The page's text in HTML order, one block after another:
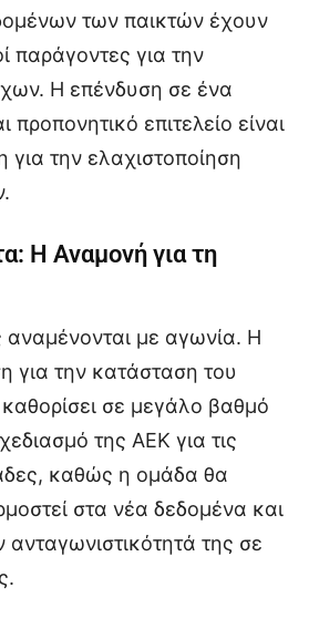
των παικτών έχουν
παράγοντες για την
Η επένδυση σε ένα
προπονητικό επιτελείο είναι
για την ελαχιστοποίηση
Η Αναμονή για τη
αναμένονται με αγωνία. Η
για την κατάσταση του
σε μεγάλο βαθμό
της ΑΕΚ για τις
καθώς η ομάδα θα
στα νέα δεδομένα και
ανταγωνιστικότητά της σε